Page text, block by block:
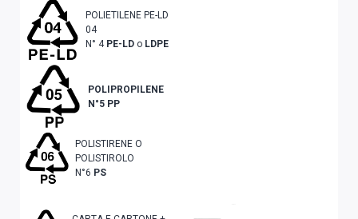
POLIETILENE PE-LD
04
N° 4 PE-LD o LDPE
POLIPROPILENE
N°5 PP
POLISTIRENE O
POLISTIROLO
N°6 PS